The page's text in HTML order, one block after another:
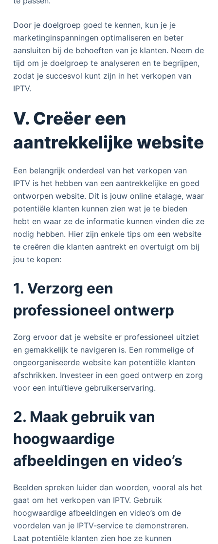
Door je doelgroep goed te kennen, kun je je
marketinginspanningen optimaliseren en beter
aansluiten bij de behoeften van je klanten. Neem de
tijd om je doelgroep te analyseren en te begrijpen,
zodat je succesvol kunt zijn in het verkopen van
IPTV.
V. Creëer een
aantrekkelijke website
Een belangrijk onderdeel van het verkopen van
IPTV is het hebben van een aantrekkelijke en goed
ontworpen website. Dit is jouw online etalage, waar
potentiële klanten kunnen zien wat je te bieden
hebt en waar ze de informatie kunnen vinden die ze
nodig hebben. Hier zijn enkele tips om een ​​website
te creëren die klanten aantrekt en overtuigt om bij
jou te kopen:
1. Verzorg een
professioneel ontwerp
Zorg ervoor dat je website er professioneel uitziet
en gemakkelijk te navigeren is. Een rommelige of
ongeorganiseerde website kan potentiële klanten
afschrikken. Investeer in een goed ontwerp en zorg
voor een intuïtieve gebruikerservaring.
2. Maak gebruik van
hoogwaardige
afbeeldingen en video’s
Beelden spreken luider dan woorden, vooral als het
gaat om het verkopen van IPTV. Gebruik
hoogwaardige afbeeldingen en video’s om de
voordelen van je IPTV-service te demonstreren.
Laat potentiële klanten zien hoe ze kunnen